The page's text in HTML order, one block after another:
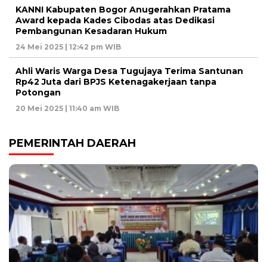
KANNI Kabupaten Bogor Anugerahkan Pratama
Award kepada Kades Cibodas atas Dedikasi
Pembangunan Kesadaran Hukum
24 Mei 2025 | 12:42 pm WIB
Ahli Waris Warga Desa Tugujaya Terima Santunan
Rp42 Juta dari BPJS Ketenagakerjaan tanpa
Potongan
20 Mei 2025 | 11:40 am WIB
PEMERINTAH DAERAH